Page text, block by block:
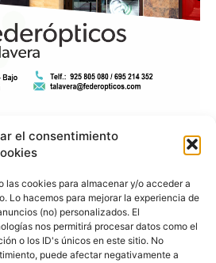
el consentimiento
las cookies para almacenar y/o acceder a
Lo hacemos para mejorar la experiencia de
(no) personalizados. El
nos permitirá procesar datos como el
o los ID's únicos en este sitio. No
puede afectar negativamente a